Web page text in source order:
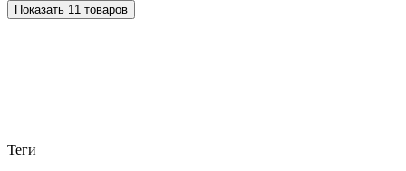
Показать 11 товаров
Теги